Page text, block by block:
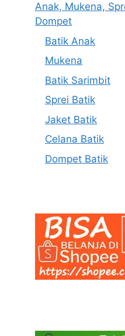
Anak, Mukena,
Dompet
Batik Anak
Mukena
Batik Sarimbit
Sprei Batik
Jaket Batik
Celana Batik
Dompet Batik